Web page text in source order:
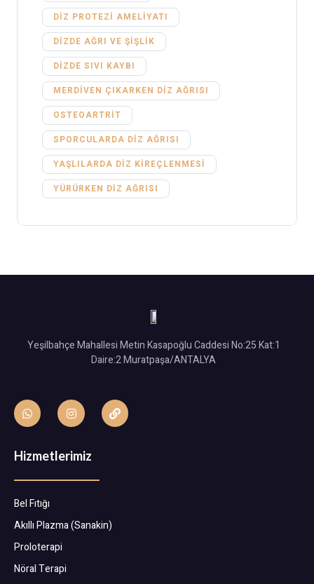
DIZ PROTEZI AMELIYATI
DIZDE AĞRI VE ŞIŞLIK
DIZDE SIVI KAYBI
MERDIVEN ÇIKARKEN DIZ AĞRISI
OSTEOARTRIT
SPORCULARDA DIZ AĞRISI
YAŞLILARDA DIZ KIREÇLENMESI
YÜRÜRKEN DIZ AĞRISI
Yeşilbahçe Mahallesi Metin Kasapoğlu Caddesi No:25 Kat:1
Daire:2 Muratpaşa/ANTALYA
Hizmetlerimiz
Bel Fıtığı
Akıllı Plazma (Sanakin)
Proloterapi
Nöral Terapi